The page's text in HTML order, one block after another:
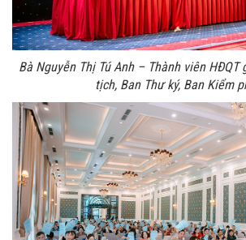
Bà Nguyễn Thị Tú Anh – Thành viên
tịch, Ban Thư ký, Ban Kiểm